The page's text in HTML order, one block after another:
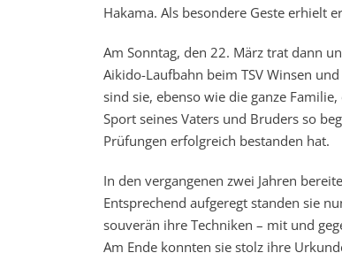
Hakama. Als besondere Geste erhielt
Am Sonntag, den 22. März trat dann
Aikido-Laufbahn beim TSV Winsen
sind sie, ebenso wie die ganze
Sport seines Vaters und Bruders so
Prüfungen erfolgreich bestanden hat.
In den vergangenen zwei Jahren
Entsprechend aufgeregt standen sie
souverän ihre Techniken – mit und
Am Ende konnten sie stolz ihre